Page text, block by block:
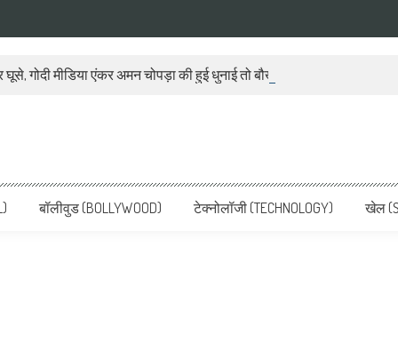
गोदी मीडिया एंकर अमन चोपड़ा की हुई धुनाई तो बौखला गया बीजेपी प्रवक्ता
Latest News in Hindi, Breaking
live, पढ़ें देश और दुनिया की ताजा ख़बरें
बॉलीवुड (BOLLYWOOD) टेक्नोलॉजी (TECHNOLOGY) खेल